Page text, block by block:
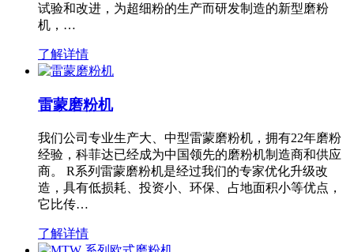
试验和改进，为超细粉的生产而研发制造的新型磨粉
机，…
了解详情
雷蒙磨粉机
我们公司专业生产大、中型雷蒙磨粉机，拥有22年磨粉
经验，科菲达已经成为中国领先的磨粉机制造商和供应
商。 R系列雷蒙磨粉机是经过我们的专家优化升级改
造，具有低损耗、投资小、环保、占地面积小等优点，
它比传…
了解详情